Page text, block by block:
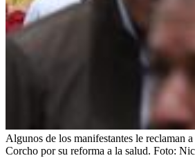
Algunos de los manifestantes le reclaman
Corcho por su reforma a la salud. Foto: